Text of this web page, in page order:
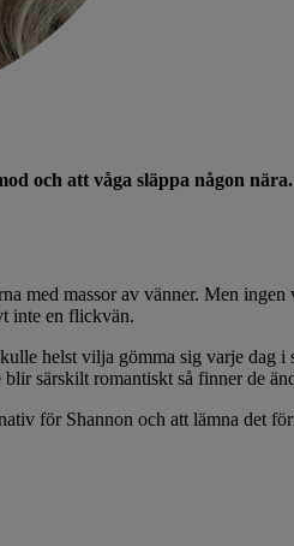
och att våga släppa någon
med massor av vänner. Men
inte en flickvän.
helst vilja gömma sig varje
särskilt romantiskt så finner de
för Shannon och att lämna det